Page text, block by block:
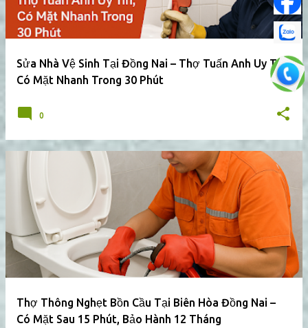
Sửa Nhà Vệ Sinh Tại Đồng Nai – Thợ Tuấn Anh Uy Tín,
Có Mặt Nhanh Trong 30 Phút
0
Thợ Thông Nghẹt Bồn Cầu Tại Biên Hòa Đồng Nai –
Có Mặt Sau 15 Phút, Bảo Hành 12 Tháng